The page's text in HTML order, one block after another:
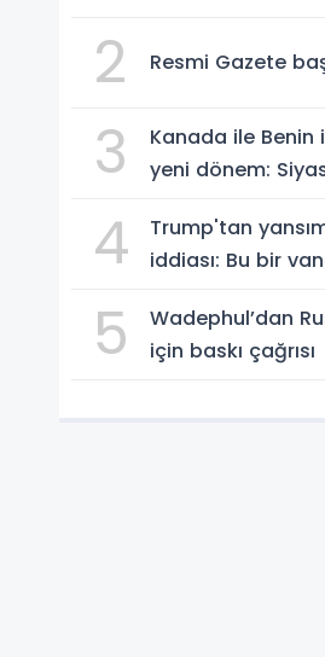
2 Resmi Gazete
3
Kanada ile Benin
yeni dönem:
4
Trump'tan
iddiası: Bu bir
5
Wadephul’dan
için baskı çağrısı